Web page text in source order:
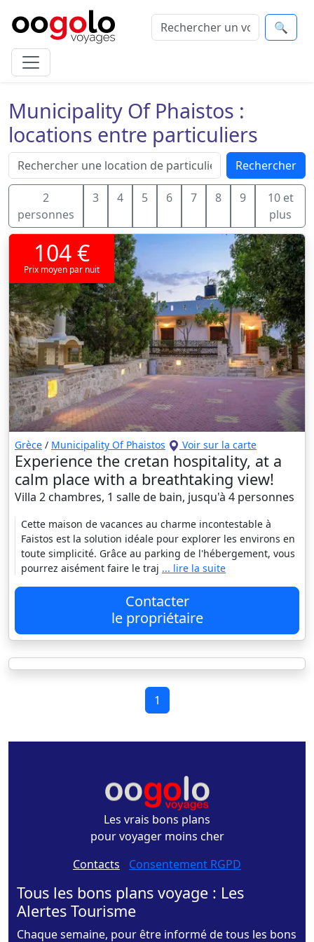
🔍
Municipality Of Phaistos :
locations entre particuliers
Rechercher
2
personnes
3 4 5 6 7 8 9
10 et
plus
104 €
Prix moyen par nuit
Grèce / Municipality Of Phaistos Voir sur la carte
Experience the cretan hospitality, at a
calm place with a breathtaking view!
Villa 2 chambres, 1 salle de bain, jusqu'à 4 personnes
Cette maison de vacances au charme incontestable à
Faistos est la solution idéale pour explorer les environs en
toute simplicité. Grâce au parking de l'hébergement, vous
pourrez aisément faire le traj ... lire la suite
Contacter
le propriétaire
1
Les vrais bons plans
pour voyager moins cher
Contacts - Consentement RGPD
Tous les bons plans voyage : Les
Alertes Tourisme
Chaque semaine, pour être informé de tous les bons